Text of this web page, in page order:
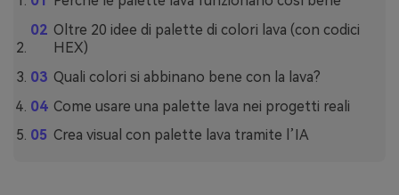
Oltre 20 idee di palette di colori lava (con codici
HEX)
Quali colori si abbinano bene con la lava?
Come usare una palette lava nei progetti reali
Crea visual con palette lava tramite l’IA